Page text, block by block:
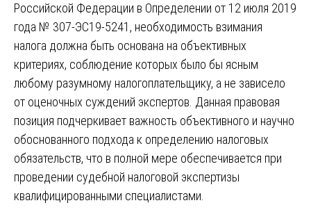
Российской Федерации в Определении от 12 июля 2019
года № 307-ЭС19-5241, необходимость взимания
налога должна быть основана на объективных
критериях, соблюдение которых было бы ясным
любому разумному налогоплательщику, а не зависело
от оценочных суждений экспертов. Данная правовая
позиция подчеркивает важность объективного и научно
обоснованного подхода к определению налоговых
обязательств, что в полной мере обеспечивается при
проведении судебной налоговой экспертизы
квалифицированными специалистами.